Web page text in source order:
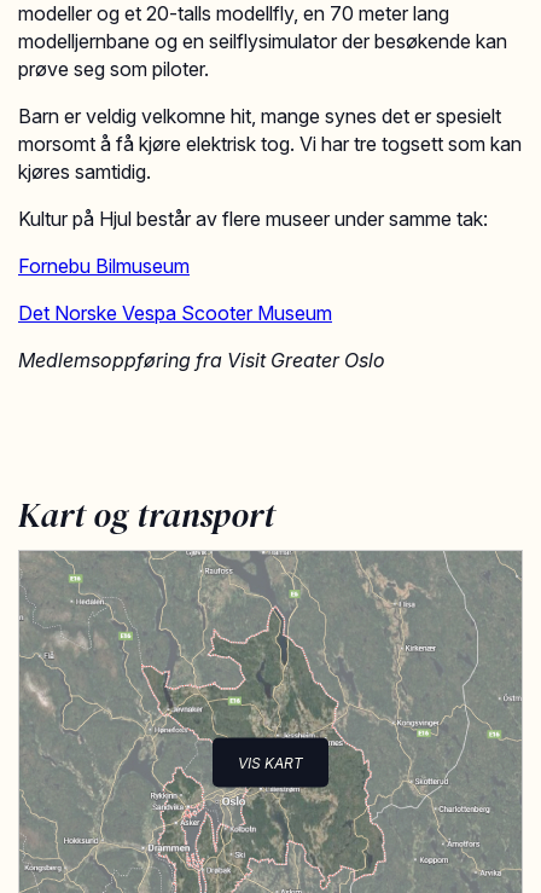
modeller og et 20-talls modellfly, en 70 meter lang
modelljernbane og en seilflysimulator der besøkende kan
prøve seg som piloter.
Barn er veldig velkomne hit, mange synes det er spesielt
morsomt å få kjøre elektrisk tog. Vi har tre togsett som kan
kjøres samtidig.
Kultur på Hjul består av flere museer under samme tak:
Fornebu Bilmuseum
Det Norske Vespa Scooter Museum
Medlemsoppføring fra Visit Greater Oslo
Kart og transport
VIS KART